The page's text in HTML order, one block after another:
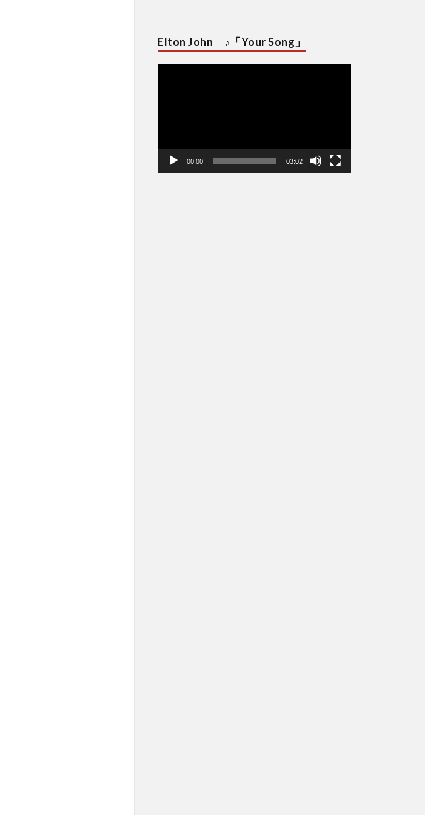
Elton John ♪「Your Song」
動
00:00 03:02